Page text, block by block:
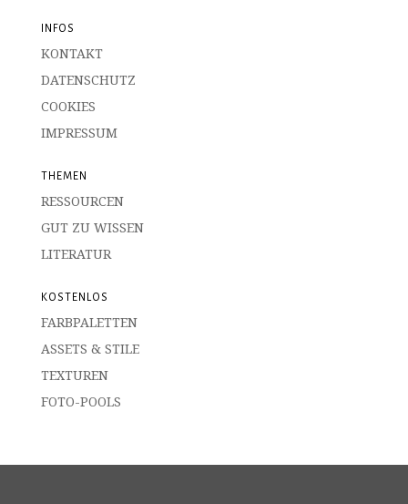
INFOS
KONTAKT
DATENSCHUTZ
COOKIES
IMPRESSUM
THEMEN
RESSOURCEN
GUT ZU WISSEN
LITERATUR
KOSTENLOS
FARBPALETTEN
ASSETS & STILE
TEXTUREN
FOTO-POOLS